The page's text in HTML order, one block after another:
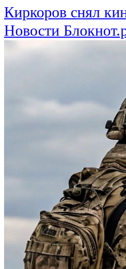
Киркоров снял
Новости